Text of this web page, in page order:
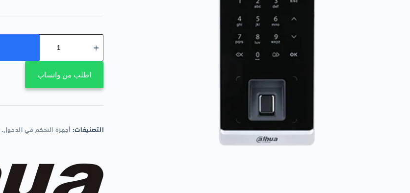
اطلب من واتساب
التصنيفات: أجهزة التحكم في الدخول,